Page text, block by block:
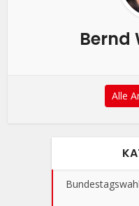
Bernd
Alle
Bundestagswahl